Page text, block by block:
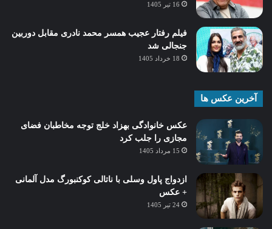
16 تیر 1405
فیلم رفتار عجیب همسر محمد نادری مقابل دوربین
جنجالی شد
18 خرداد 1405
آخرین عکس ها
عکس خانوادگی بهزاد خلج توجه مخاطبان فضای
مجازی را جلب کرد
15 مرداد 1405
ازدواج پاول وسلی با ناتالی کوکنبورگ مدل آلمانی
+ عکس
24 تیر 1405